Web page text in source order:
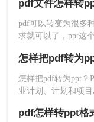
其操作简便、高效
让我们一起去探讨
pdf文件怎样转
pdf可以转变为很多
求就可以了，ppt这
的排版和图片的高
就要去转换ppt，效
友还不清楚，那么
怎样把pdf转为ppt？
业计划、计划和项
要把pdf转为ppt！以